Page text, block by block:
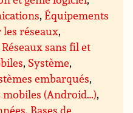
,Équipements
réseaux,
Réseaux sans fil et
, Système,
embarqués,
mobiles (Android…),
, Bases de